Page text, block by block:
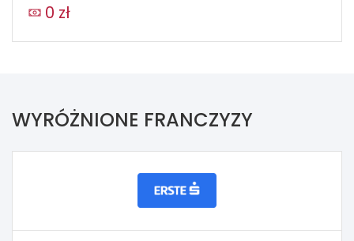
0 zł
WYRÓŻNIONE FRANCZYZY